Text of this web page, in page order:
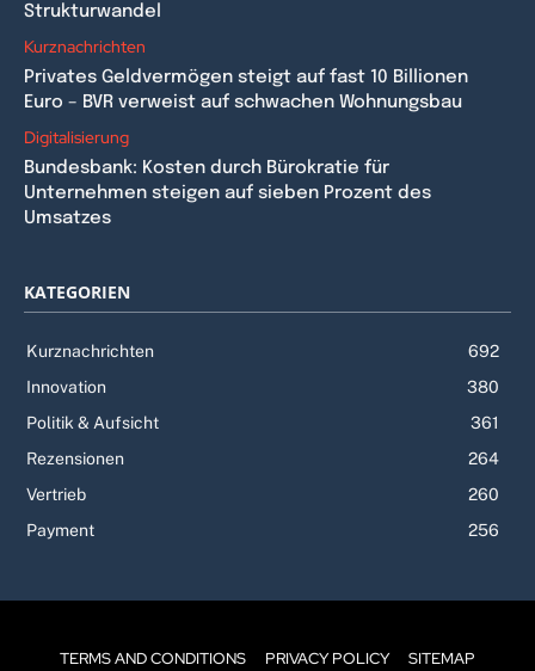
Strukturwandel
Kurznachrichten
Privates Geldvermögen steigt auf fast 10 Billionen
Euro – BVR verweist auf schwachen Wohnungsbau
Digitalisierung
Bundesbank: Kosten durch Bürokratie für
Unternehmen steigen auf sieben Prozent des
Umsatzes
KATEGORIEN
Kurznachrichten
692
Innovation
380
Politik & Aufsicht
361
Rezensionen
264
Vertrieb
260
Payment
256
TERMS AND CONDITIONS PRIVACY POLICY SITEMAP